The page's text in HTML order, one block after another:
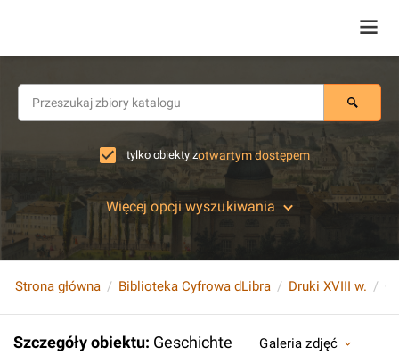
tylko obiekty zotwartym dostępem
Więcej opcji wyszukiwania
Strona główna Biblioteka Cyfrowa dLibra Druki XVIII w.
Szczegóły obiektu: Geschichte
Galeria zdjęć